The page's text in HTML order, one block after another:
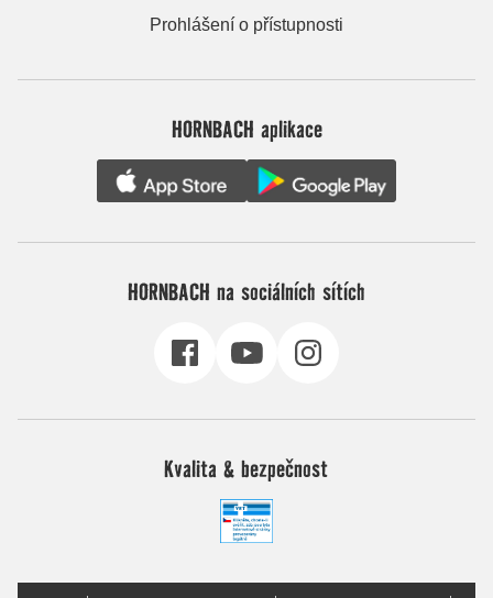
Prohlášení o přístupnosti
HORNBACH aplikace
HORNBACH na sociálních sítích
Kvalita & bezpečnost